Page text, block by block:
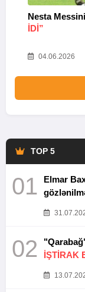
Nesta
IDI”
04.06.2026
TOP 5
01
Elmar
02
İŞTİRAK